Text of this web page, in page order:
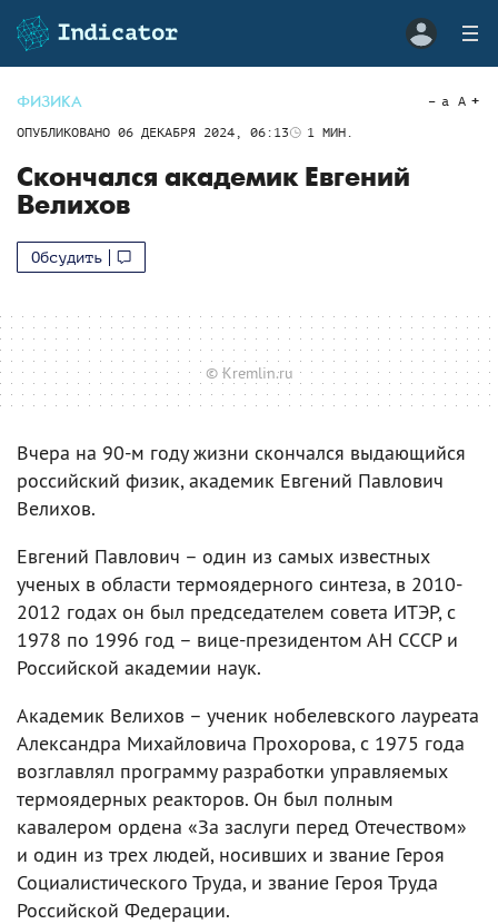
ФИЗИКА
ОПУБЛИКОВАНО 06 ДЕКАБРЯ 2024, 06:13 1 МИН.
a A
Скончался академик Евгений
Велихов
Обсудить
© Kremlin.ru
Вчера на 90-м году жизни скончался выдающийся
российский физик, академик Евгений Павлович
Велихов.
Евгений Павлович – один из самых известных
ученых в области термоядерного синтеза, в 2010-
2012 годах он был председателем совета ИТЭР, с
1978 по 1996 год – вице-президентом АН СССР и
Российской академии наук.
Академик Велихов – ученик нобелевского лауреата
Александра Михайловича Прохорова, с 1975 года
возглавлял программу разработки управляемых
термоядерных реакторов. Он был полным
кавалером ордена «За заслуги перед Отечеством»
и один из трех людей, носивших и звание Героя
Социалистического Труда, и звание Героя Труда
Российской Федерации.